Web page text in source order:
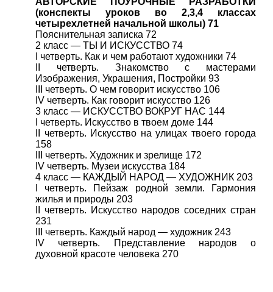
(конспекты уроков во 2,3,4 классах
четырехлетней начальной школы) 71
Пояснительная записка 72
2 класс — ТЫ И ИСКУССТВО 74
I четверть. Как и чем работают художники 74
II четверть. Знакомство с мастерами
Изображения, Украшения, Постройки 93
III четверть. О чем говорит искусство 106
IV четверть. Как говорит искусство 126
3 класс — ИСКУССТВО ВОКРУГ НАС 144
I четверть. Искусство в твоем доме 144
II четверть. Искусство на улицах твоего города
158
III четверть. Художник и зрелище 172
IV четверть. Музеи искусства 184
4 класс — КАЖДЫЙ НАРОД — ХУДОЖНИК 203
I четверть. Пейзаж родной земли. Гармония
жилья и природы 203
II четверть. Искусство народов соседних стран
231
III четверть. Каждый народ — художник 243
IV четверть. Представление народов о
духовной красоте человека 270